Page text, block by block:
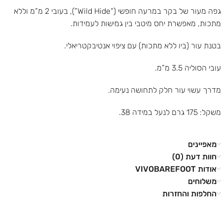
גפה מעור של בקר במרעה חופשי (“Wild Hide”), בעובי 2 מ”מ וללא
מתכות, מאפשרת יחס מיטבי בין גמישות לעמידות.
בטנת עור (ביו ללא מתכות) עם ציפוי אנטיבקטריאלי.
עובי הסוליה 3.5 מ”מ.
מדרך עשוי עור חלק לתחושה נעימה.
משקל: 175 גרם לנעל במידה 38.
מאפיינים
חוות דעת (0)
אודות VIVOBAREFOOT
משלוחים
החלפות והחזרות